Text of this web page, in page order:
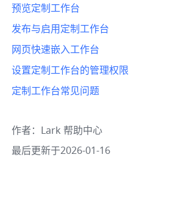
预览定制工作台
发布与启用定制工作台
网页快速嵌入工作台
设置定制工作台的管理权限
定制工作台常见问题
作者： Lark 帮助中心
最后更新于2026-01-16